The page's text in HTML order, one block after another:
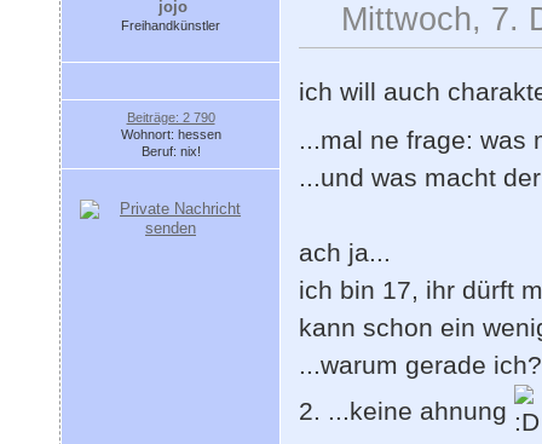
jojo
Freihandkünstler
Beiträge: 2 790
Wohnort: hessen
Beruf: nix!
Mittwoch, 7.
ich will auch
...mal ne frage: was
...und was macht
ach ja...
ich bin 17, ihr dürft
kann schon ein
...warum gerade
2. ...keine ahnung